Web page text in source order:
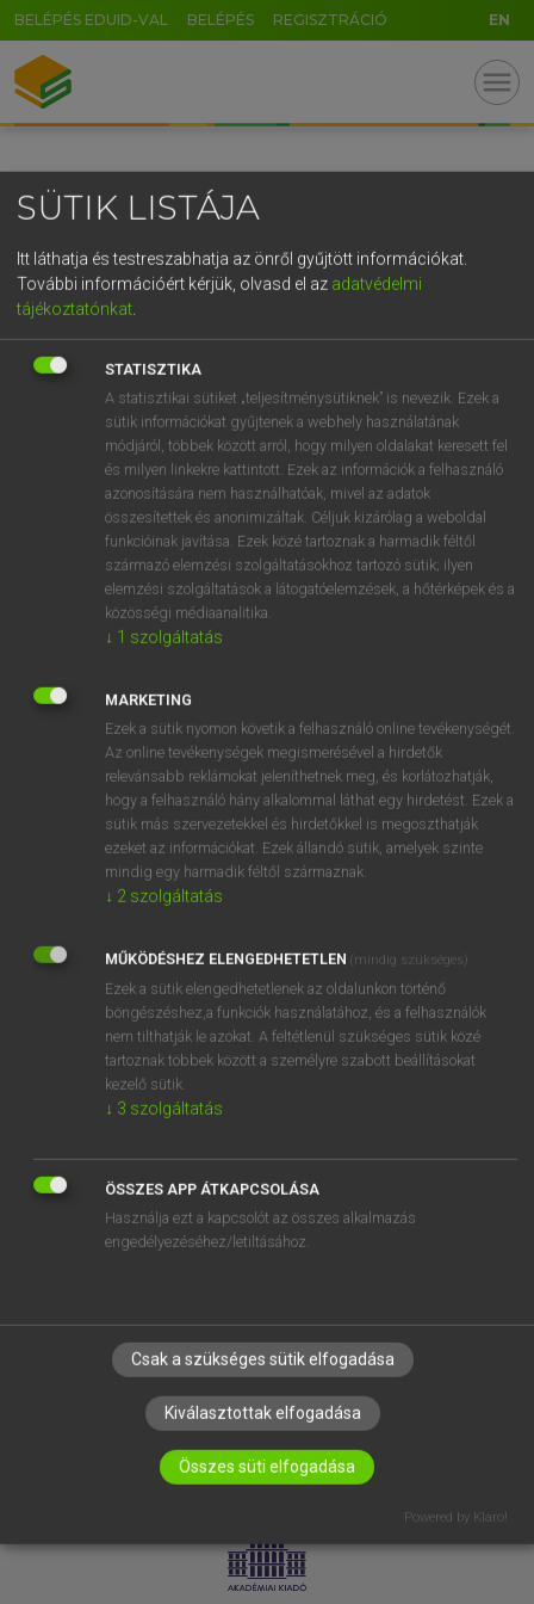
BELÉPÉS EDUID-VAL BELÉPÉS REGISZTRÁCIÓ EN
menu
OOOOPS!
SZOTAR.NET APPLIKÁCIÓ
MICROSOFT OFFICE BŐVÍTMÉNY
BEÉPÜLŐ SZÓTÁRMODUL
ONLINE NYELVVIZSGA
EGYÉNI FELHASZNÁLÓKNAK
TANULÓKNAK
OKTATÁSI INTÉZMÉNYEKNEK
VÁLLALATI MEGOLDÁSOK
RÓLUNK
ELÉRHETŐSÉG
SÜTI BEÁLLÍTÁSOK
LICENCSZERZŐDÉS ADATVÉDELEM
SÜTIK LISTÁJA
Itt láthatja és testreszabhatja az önről gyűjtött információkat.
További információért kérjük, olvasd el az adatvédelmi
tájékoztatónkat
STATISZTIKA
A statisztikai sütiket „teljesítménysütiknek” is nevezik. Ezek a
sütik információkat gyűjtenek a webhely használatának
módjáról, többek között arról, hogy milyen oldalakat keresett fel
és milyen linkekre kattintott. Ezek az információk a felhasználó
azonosítására nem használhatóak, mivel az adatok
összesítettek és anonimizáltak. Céljuk kizárólag a weboldal
funkcióinak javítása. Ezek közé tartoznak a harmadik féltől
származó elemzési szolgáltatásokhoz tartozó sütik; ilyen
elemzési szolgáltatások a látogatóelemzések, a hőtérképek és a
közösségi médiaanalitika.
↓ 1 szolgáltatás
MARKETING
Ezek a sütik nyomon követik a felhasználó online tevékenységét.
Az online tevékenységek megismerésével a hirdetők
relevánsabb reklámokat jeleníthetnek meg, és korlátozhatják,
hogy a felhasználó hány alkalommal láthat egy hirdetést. Ezek a
sütik más szervezetekkel és hirdetőkkel is megoszthatják
ezeket az információkat. Ezek állandó sütik, amelyek szinte
mindig egy harmadik féltől származnak.
↓ 2 szolgáltatás
MŰKÖDÉSHEZ ELENGEDHETETLEN (mindig szükséges)
Ezek a sütik elengedhetetlenek az oldalunkon történő
böngészéshez,a funkciók használatához, és a felhasználók
nem tilthatják le azokat. A feltétlenül szükséges sütik közé
tartoznak többek között a személyre szabott beállításokat
kezelő sütik.
↓ 3 szolgáltatás
ÖSSZES APP ÁTKAPCSOLÁSA
Használja ezt a kapcsolót az összes alkalmazás
engedélyezéséhez/letiltásához.
Csak a szükséges sütik elfogadása
Kiválasztottak elfogadása
Összes süti elfogadása
Powered by Klaro!
GR
5
g h k l
v b n m , . - AltGr